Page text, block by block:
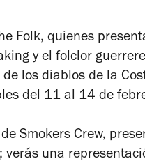
Folk, quienes
y el folclor
los diablos de la
del 11 al 14 de
Smokers Crew,
verás una